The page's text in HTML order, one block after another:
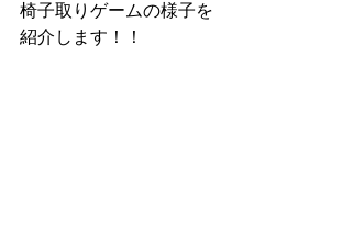
椅子取りゲームの様子を
紹介します！！